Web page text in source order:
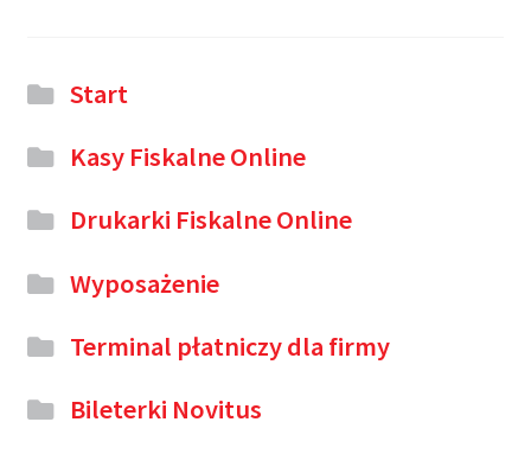
Start
Kasy Fiskalne Online
Drukarki Fiskalne Online
Wyposażenie
Terminal płatniczy dla firmy
Bileterki Novitus